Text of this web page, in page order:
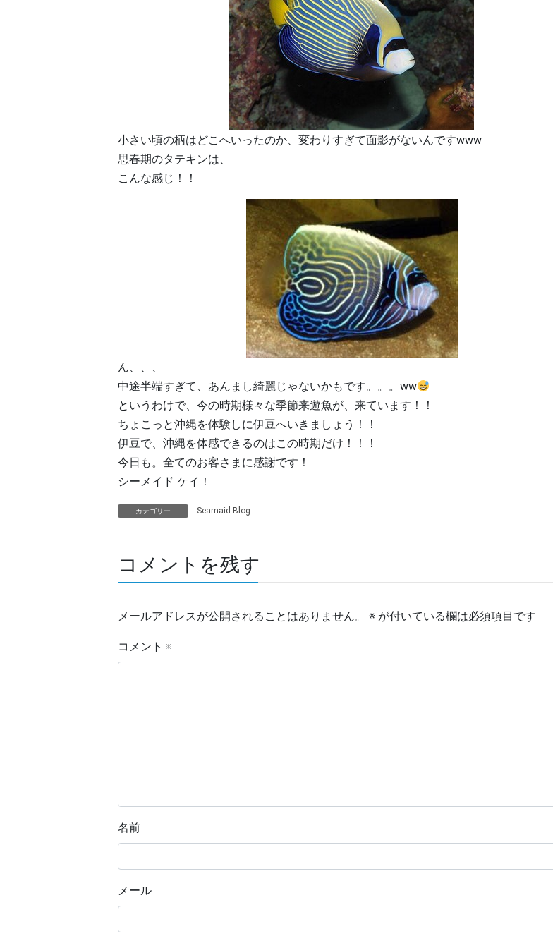
小さい頃の柄はどこへいったのか、変わりすぎて面影がないんですwww
思春期のタテキンは、
こんな感じ！！
ん、、、
中途半端すぎて、あんまし綺麗じゃないかもです。。。ww
というわけで、今の時期様々な季節来遊魚が、来ています！！
ちょこっと沖縄を体験しに伊豆へいきましょう！！
伊豆で、沖縄を体感できるのはこの時期だけ！！！
今日も。全てのお客さまに感謝です！
シーメイド ケイ！
カテゴリー Seamaid Blog
コメントを残す
メールアドレスが公開されることはありません。 ※ が付いている欄は必須項目です
コメント ※
名前
メール